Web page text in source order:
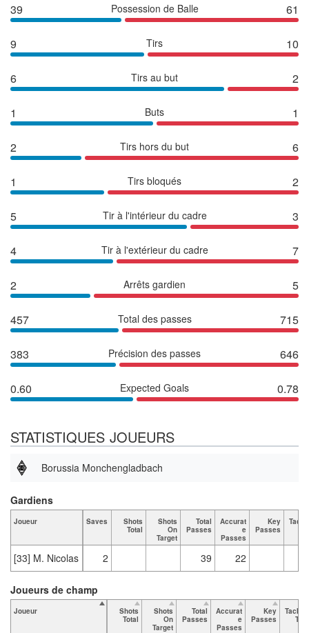
39 Possession de Balle 61
9 Tirs 10
6 Tirs au but 2
1 Buts 1
2 Tirs hors du but 6
1 Tirs bloqués 2
5 Tir à l'intérieur du cadre 3
4 Tir à l'extérieur du cadre 7
2 Arrêts gardien 5
457 Total des passes 715
383 Précision des passes 646
0.60 Expected Goals 0.78
STATISTIQUES JOUEURS
Borussia Monchengladbach
Joueur Saves
Shots
Total
Shots
On
Target
Total
Passes
Accurat
e
Passes
Key
Passes
[33] M. Nicolas 2 39 22
Gardiens
Joueur
Shots
Total
Shots
On
Target
Total
Passes
Accurat
e
Passes
Key
Passes
Joueurs de champ